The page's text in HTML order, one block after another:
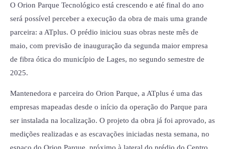
O Orion Parque Tecnológico está crescendo e até final do ano
será possível perceber a execução da obra de mais uma grande
parceira: a ATplus. O prédio iniciou suas obras neste mês de
maio, com previsão de inauguração da segunda maior empresa
de fibra ótica do município de Lages, no segundo semestre de
2025.
Mantenedora e parceira do Orion Parque, a ATplus é uma das
empresas mapeadas desde o início da operação do Parque para
ser instalada na localização. O projeto da obra já foi aprovado, as
medições realizadas e as escavações iniciadas nesta semana, no